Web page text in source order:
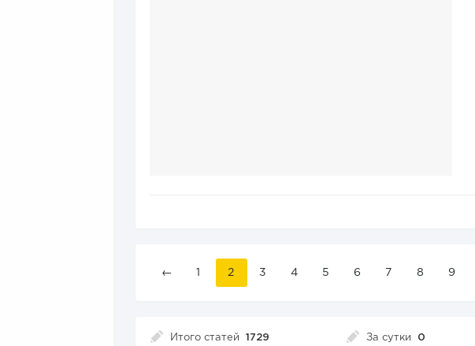
← 1 2 3 4 5 6 7 8 9
Итого статей 1729 За сутки 0